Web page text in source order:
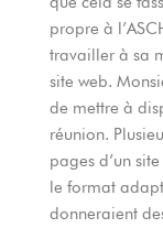
propre à
travailler à sa
site web.
de mettre à
réunion.
pages d’un
le format
donneraient